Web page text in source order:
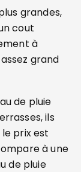
grandes,
cout
à
grand
de pluie
ils
prix est
à une
de pluie